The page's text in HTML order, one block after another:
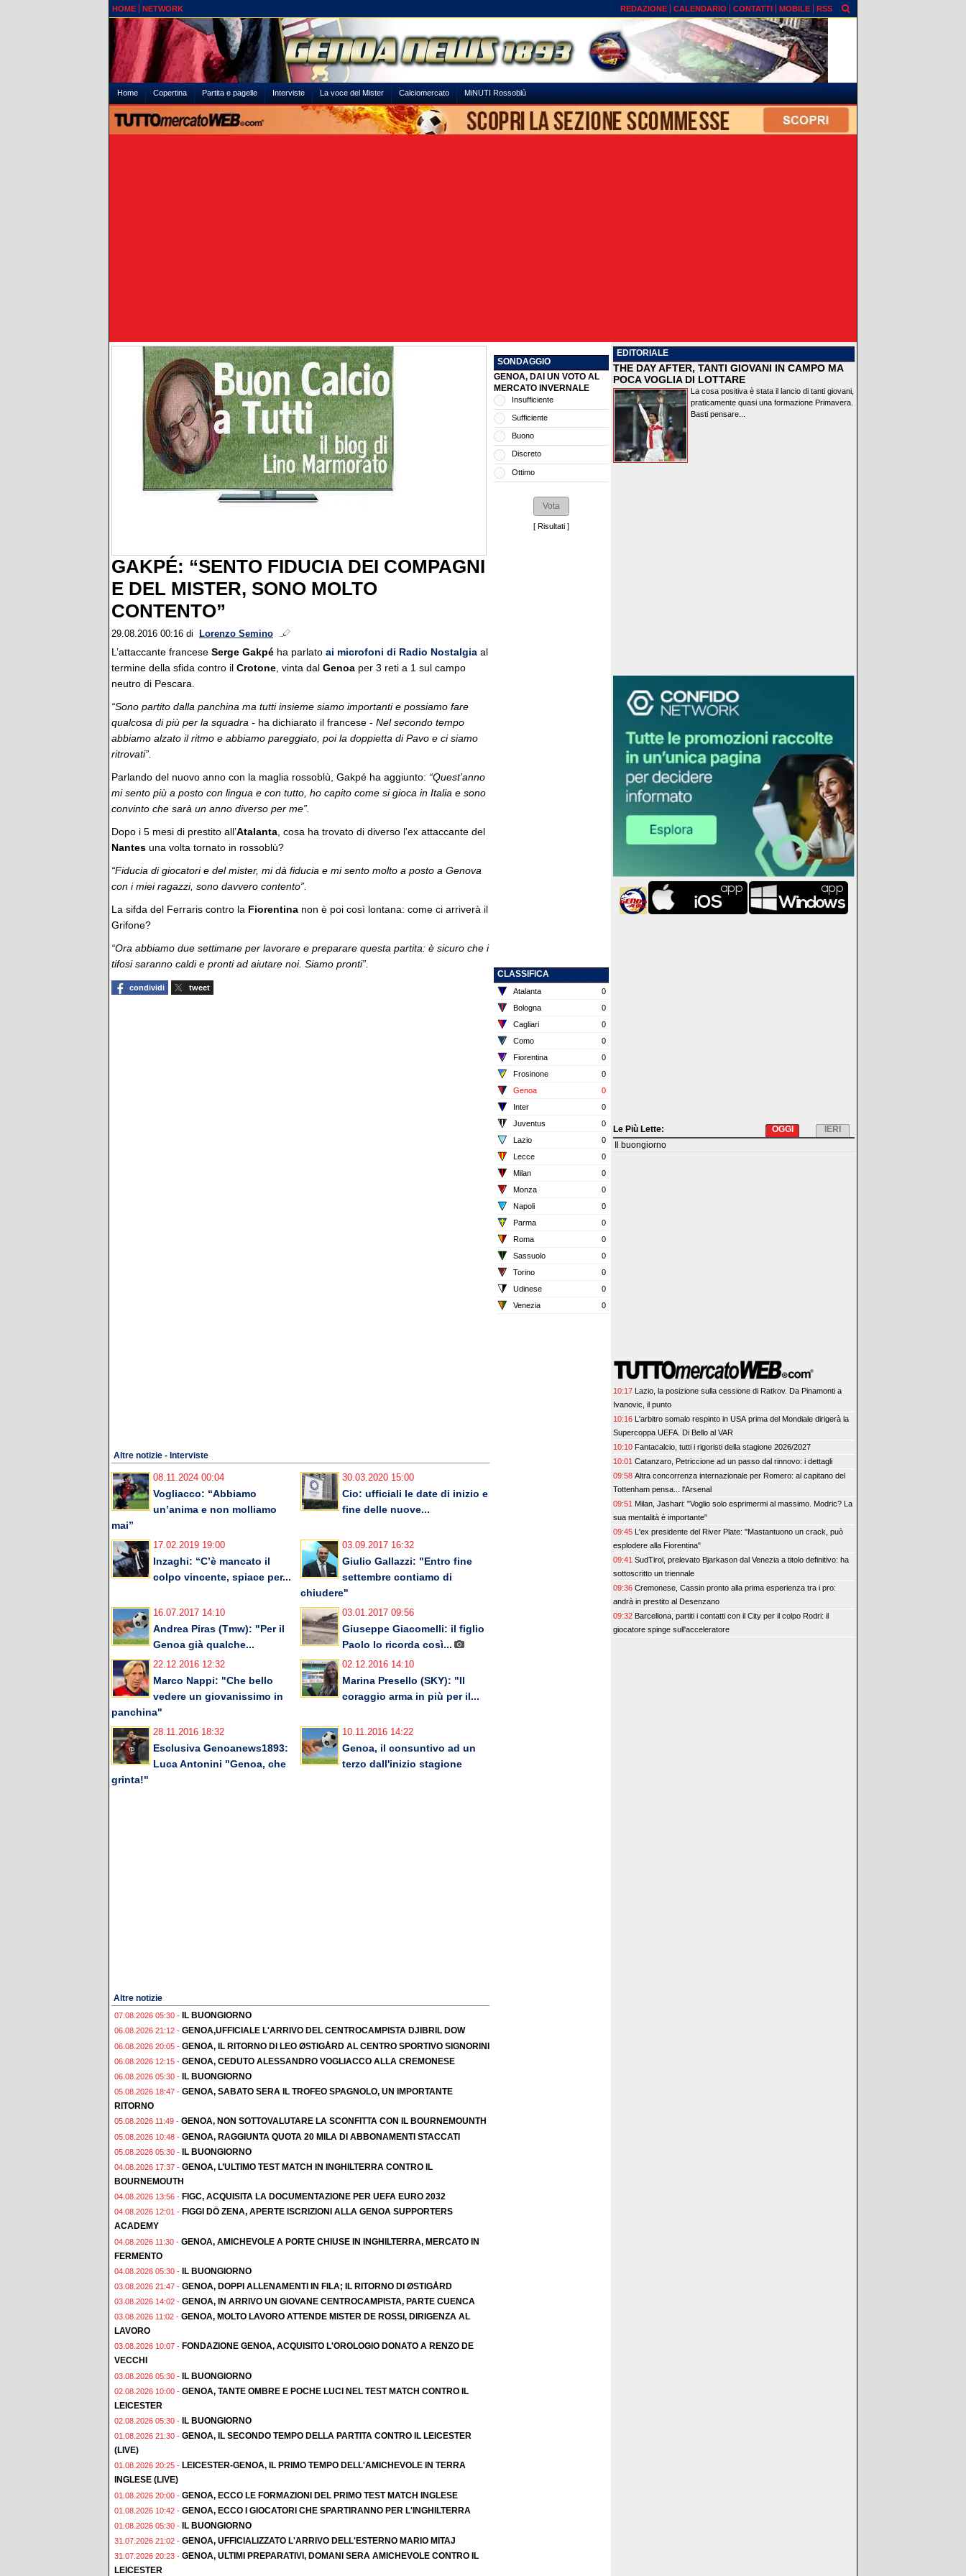
HOME NETWORK REDAZIONE CALENDARIO CONTATTI MOBILE RSS
Home Copertina Partita e pagelle Interviste La voce del Mister Calciomercato MiNUTI Rossoblù
GAKPÉ: “SENTO FIDUCIA DEI COMPAGNI
E DEL MISTER, SONO MOLTO
CONTENTO”
29.08.2016 00:16 di Lorenzo Semino
L’attaccante francese Serge Gakpé ha parlato ai microfoni di Radio Nostalgia al
termine della sfida contro il Crotone , vinta dal Genoa per 3 reti a 1 sul campo
neutro di Pescara.
“Sono partito dalla panchina ma tutti insieme siamo importanti e possiamo fare
qualcosa di più per la squadra - ha dichiarato il francese - Nel secondo tempo
abbiamo alzato il ritmo e abbiamo pareggiato, poi la doppietta di Pavo e ci siamo
ritrovati”.
Parlando del nuovo anno con la maglia rossoblù, Gakpé ha aggiunto: “Quest’anno
mi sento più a posto con lingua e con tutto, ho capito come si gioca in Italia e sono
convinto che sarà un anno diverso per me”.
Dopo i 5 mesi di prestito all’Atalanta , cosa ha trovato di diverso l'ex attaccante del
Nantes una volta tornato in rossoblù?
“Fiducia di giocatori e del mister, mi dà fiducia e mi sento molto a posto a Genova
con i miei ragazzi, sono davvero contento”.
La sifda del Ferraris contro la Fiorentina non è poi così lontana: come ci arriverà il
Grifone?
“Ora abbiamo due settimane per lavorare e preparare questa partita: è sicuro che i
tifosi saranno caldi e pronti ad aiutare noi. Siamo pronti”.
condividi tweet
Altre notizie - Interviste
08.11.2024 00:04
Vogliacco: “Abbiamo
un’anima e non molliamo
mai”
30.03.2020 15:00
Cio: ufficiali le date di inizio e
fine delle nuove...
17.02.2019 19:00
Inzaghi: “C’è mancato il
colpo vincente, spiace per...
03.09.2017 16:32
Giulio Gallazzi: "Entro fine
settembre contiamo di
chiudere"
16.07.2017 14:10
Andrea Piras (Tmw): "Per il
Genoa già qualche...
03.01.2017 09:56
Giuseppe Giacomelli: il figlio
Paolo lo ricorda così...
22.12.2016 12:32
Marco Nappi: "Che bello
vedere un giovanissimo in
panchina"
02.12.2016 14:10
Marina Presello (SKY): "Il
coraggio arma in più per il...
28.11.2016 18:32
Esclusiva Genoanews1893:
Luca Antonini "Genoa, che
grinta!"
10.11.2016 14:22
Genoa, il consuntivo ad un
terzo dall'inizio stagione
Altre notizie
07.08.2026 05:30 - IL BUONGIORNO
06.08.2026 21:12 - GENOA,UFFICIALE L'ARRIVO DEL CENTROCAMPISTA DJIBRIL DOW
06.08.2026 20:05 - GENOA, IL RITORNO DI LEO ØSTIGÅRD AL CENTRO SPORTIVO SIGNORINI
06.08.2026 12:15 - GENOA, CEDUTO ALESSANDRO VOGLIACCO ALLA CREMONESE
06.08.2026 05:30 - IL BUONGIORNO
05.08.2026 18:47 - GENOA, SABATO SERA IL TROFEO SPAGNOLO, UN IMPORTANTE
RITORNO
05.08.2026 11:49 - GENOA, NON SOTTOVALUTARE LA SCONFITTA CON IL BOURNEMOUNTH
05.08.2026 10:48 - GENOA, RAGGIUNTA QUOTA 20 MILA DI ABBONAMENTI STACCATI
05.08.2026 05:30 - IL BUONGIORNO
04.08.2026 17:37 - GENOA, L’ULTIMO TEST MATCH IN INGHILTERRA CONTRO IL
BOURNEMOUTH
04.08.2026 13:56 - FIGC, ACQUISITA LA DOCUMENTAZIONE PER UEFA EURO 2032
04.08.2026 12:01 - FIGGI DÖ ZENA, APERTE ISCRIZIONI ALLA GENOA SUPPORTERS
ACADEMY
04.08.2026 11:30 - GENOA, AMICHEVOLE A PORTE CHIUSE IN INGHILTERRA, MERCATO IN
FERMENTO
04.08.2026 05:30 - IL BUONGIORNO
03.08.2026 21:47 - GENOA, DOPPI ALLENAMENTI IN FILA; IL RITORNO DI ØSTIGÅRD
03.08.2026 14:02 - GENOA, IN ARRIVO UN GIOVANE CENTROCAMPISTA, PARTE CUENCA
03.08.2026 11:02 - GENOA, MOLTO LAVORO ATTENDE MISTER DE ROSSI, DIRIGENZA AL
LAVORO
03.08.2026 10:07 - FONDAZIONE GENOA, ACQUISITO L'OROLOGIO DONATO A RENZO DE
VECCHI
03.08.2026 05:30 - IL BUONGIORNO
02.08.2026 10:00 - GENOA, TANTE OMBRE E POCHE LUCI NEL TEST MATCH CONTRO IL
LEICESTER
02.08.2026 05:30 - IL BUONGIORNO
01.08.2026 21:30 - GENOA, IL SECONDO TEMPO DELLA PARTITA CONTRO IL LEICESTER
(LIVE)
01.08.2026 20:25 - LEICESTER-GENOA, IL PRIMO TEMPO DELL'AMICHEVOLE IN TERRA
INGLESE (LIVE)
01.08.2026 20:00 - GENOA, ECCO LE FORMAZIONI DEL PRIMO TEST MATCH INGLESE
01.08.2026 10:42 - GENOA, ECCO I GIOCATORI CHE SPARTIRANNO PER L'INGHILTERRA
01.08.2026 05:30 - IL BUONGIORNO
31.07.2026 21:02 - GENOA, UFFICIALIZZATO L'ARRIVO DELL'ESTERNO MARIO MITAJ
31.07.2026 20:23 - GENOA, ULTIMI PREPARATIVI, DOMANI SERA AMICHEVOLE CONTRO IL
LEICESTER
SONDAGGIO
GENOA, DAI UN VOTO AL
MERCATO INVERNALE
Insufficiente
Sufficiente
Buono
Discreto
Ottimo
[ Risultati ]
CLASSIFICA
Atalanta
0
Bologna
0
Cagliari
0
Como
0
Fiorentina
0
Frosinone
0
Genoa
0
Inter
0
Juventus
0
Lazio
0
Lecce
0
Milan
0
Monza
0
Napoli
0
Parma
0
Roma
0
Sassuolo
0
Torino
0
Udinese
0
Venezia
0
EDITORIALE
THE DAY AFTER, TANTI GIOVANI IN CAMPO MA
POCA VOGLIA DI LOTTARE
La cosa positiva è stata il lancio di tanti giovani,
praticamente quasi una formazione Primavera.
Basti pensare...
Le Più Lette: IERI
OGGI
Il buongiorno
10:17 Lazio, la posizione sulla cessione di Ratkov. Da Pinamonti a
Ivanovic, il punto
10:16 L'arbitro somalo respinto in USA prima del Mondiale dirigerà la
Supercoppa UEFA. Di Bello al VAR
10:10 Fantacalcio, tutti i rigoristi della stagione 2026/2027
10:01 Catanzaro, Petriccione ad un passo dal rinnovo: i dettagli
09:58 Altra concorrenza internazionale per Romero: al capitano del
Tottenham pensa... l'Arsenal
09:51 Milan, Jashari: "Voglio solo esprimermi al massimo. Modric? La
sua mentalità è importante"
09:45 L'ex presidente del River Plate: "Mastantuono un crack, può
esplodere alla Fiorentina"
09:41 SudTirol, prelevato Bjarkason dal Venezia a titolo definitivo: ha
sottoscritto un triennale
09:36 Cremonese, Cassin pronto alla prima esperienza tra i pro:
andrà in prestito al Desenzano
09:32 Barcellona, partiti i contatti con il City per il colpo Rodri: il
giocatore spinge sull'acceleratore